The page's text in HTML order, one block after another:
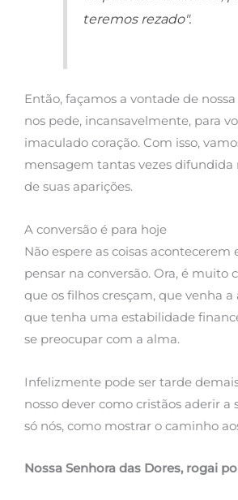
teremos rezado".
Então, façamos a vontade de
nos pede, incansavelmente, para
imaculado coração. Com isso,
mensagem tantas vezes difundida
de suas aparições.
A conversão é para hoje
Não espere as coisas acontecerem
pensar na conversão. Ora, é muito
que os filhos cresçam, que venha
que tenha uma estabilidade
se preocupar com a alma.
Infelizmente pode ser tarde
nosso dever como cristãos aderir a
só nós, como mostrar o caminho
Nossa Senhora das Dores, rogai